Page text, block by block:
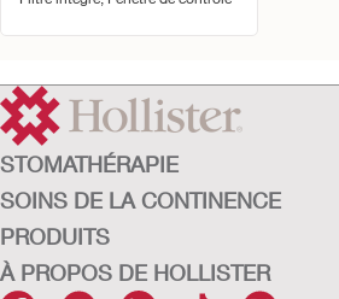
STOMATHÉRAPIE
SOINS DE LA CONTINENCE
PRODUITS
À PROPOS DE HOLLISTER